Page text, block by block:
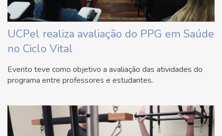
UCPel realiza avaliação do PPG em Saúde
no Ciclo Vital
Evento teve como objetivo a avaliação das atividades do
programa entre professores e estudantes.